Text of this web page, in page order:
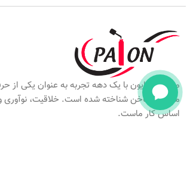
مجموعه پایون با یک دهه تجربه به عنوان یکی از
ملزومات ناخن شناخته شده است. خلاقیت، نوآوری
اساس کار ماست.